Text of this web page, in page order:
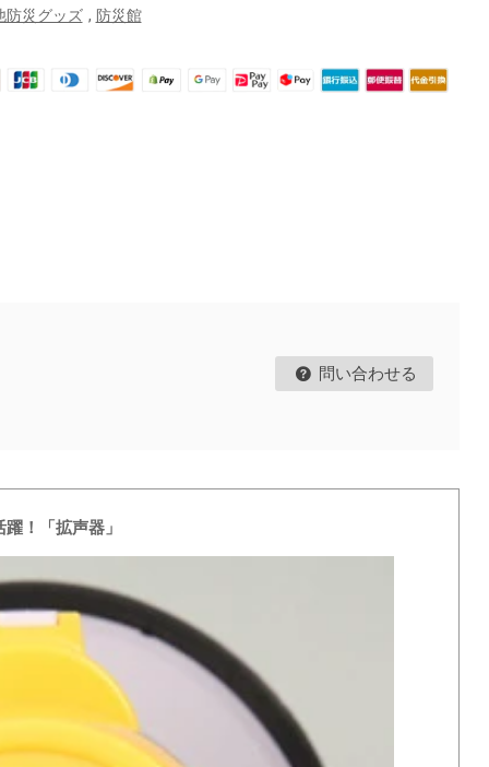
防災グッズ , 防災館
問い合わせる
！「拡声器」